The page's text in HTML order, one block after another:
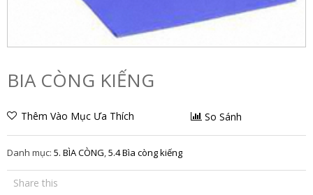
BIA CÒNG KIẾNG
Thêm Vào Mục Ưa Thích So Sánh
Danh mục: 5. BÌA CÒNG,5.4 Bìa còng kiếng
Share this